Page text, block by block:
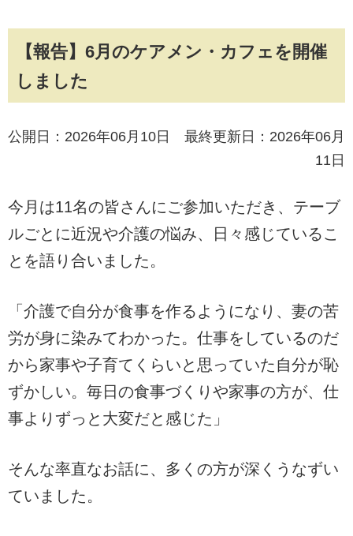
【報告】6月のケアメン・カフェを開催
しました
公開日：2026年06月10日 最終更新日：2026年06月
11日
今月は11名の皆さんにご参加いただき、テーブ
ルごとに近況や介護の悩み、日々感じているこ
とを語り合いました。
「介護で自分が食事を作るようになり、妻の苦
労が身に染みてわかった。仕事をしているのだ
から家事や子育てくらいと思っていた自分が恥
ずかしい。毎日の食事づくりや家事の方が、仕
事よりずっと大変だと感じた」
そんな率直なお話に、多くの方が深くうなずい
ていました。